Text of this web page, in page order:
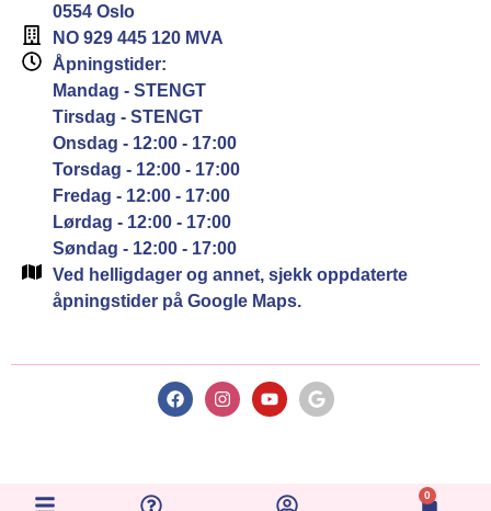
0
0554 Oslo
NO 929 445 120 MVA
Åpningstider:
Mandag - STENGT
Tirsdag - STENGT
Onsdag - 12:00 - 17:00
Torsdag - 12:00 - 17:00
Fredag - 12:00 - 17:00
Lørdag - 12:00 - 17:00
Søndag - 12:00 - 17:00
Ved helligdager og annet, sjekk oppdaterte
åpningstider på Google Maps.